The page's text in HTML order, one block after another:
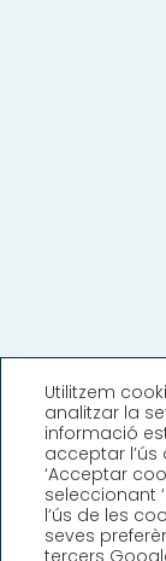
Utilitzem
analitzar la
informació
acceptar
‘Acceptar
seleccionant
l’ús de les
seves
tercers